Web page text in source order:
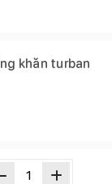
khăn turban